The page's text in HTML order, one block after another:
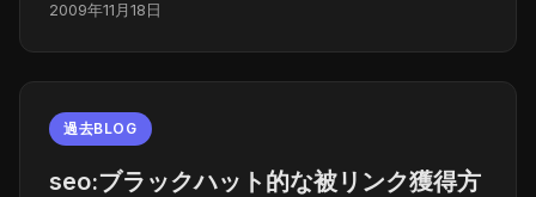
2009年11月18日
過去BLOG
seo:ブラックハット的な被リンク獲得方